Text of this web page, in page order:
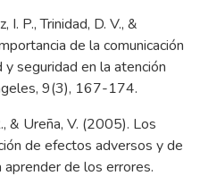
I. P., Trinidad, D. V., &
de la comunicación
seguridad en la atención
9(3), 167-174.
& Ureña, V. (2005). Los
de efectos adversos y de
de los errores.